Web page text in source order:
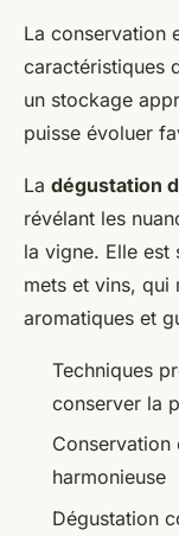
La conservation
caractéristiques
un stockage
puisse évoluer
La dégustation
révélant les
la vigne. Elle
mets et vins, qui
aromatiques et
Techniques
conserver la
harmonieuse
Dégustation